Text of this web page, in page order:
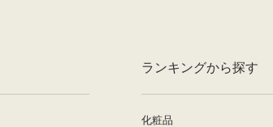
ランキングから探す
化粧品